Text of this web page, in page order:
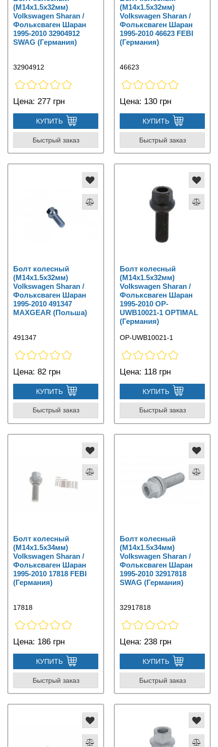
(M14x1.5x32мм)
Volkswagen Sharan /
Фольксваген Шаран
1995-2010 32904912
SWAG (Германия)
32904912
Цена: 277 грн
КУПИТЬ
Быстрый заказ
(M14x1.5x32мм)
Volkswagen Sharan /
Фольксваген Шаран
1995-2010 46623 FEBI
(Германия)
46623
Цена: 130 грн
КУПИТЬ
Быстрый заказ
Болт колесный
(M14x1.5x32мм)
Volkswagen Sharan /
Фольксваген Шаран
1995-2010 491347
MAXGEAR (Польша)
491347
Цена: 82 грн
КУПИТЬ
Быстрый заказ
Болт колесный
(M14x1.5x32мм)
Volkswagen Sharan /
Фольксваген Шаран
1995-2010 OP-
UWB10021-1 OPTIMAL
(Германия)
OP-UWB10021-1
Цена: 118 грн
КУПИТЬ
Быстрый заказ
Болт колесный
(M14x1.5x34мм)
Volkswagen Sharan /
Фольксваген Шаран
1995-2010 17818 FEBI
(Германия)
17818
Цена: 186 грн
КУПИТЬ
Быстрый заказ
Болт колесный
(M14x1.5x34мм)
Volkswagen Sharan /
Фольксваген Шаран
1995-2010 32917818
SWAG (Германия)
32917818
Цена: 238 грн
КУПИТЬ
Быстрый заказ